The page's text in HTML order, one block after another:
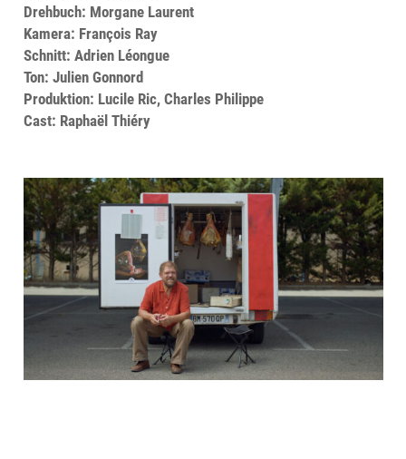
Drehbuch: Morgane Laurent
Kamera: François Ray
Schnitt: Adrien Léongue
Ton: Julien Gonnord
Produktion: Lucile Ric, Charles Philippe
Cast: Raphaël Thiéry